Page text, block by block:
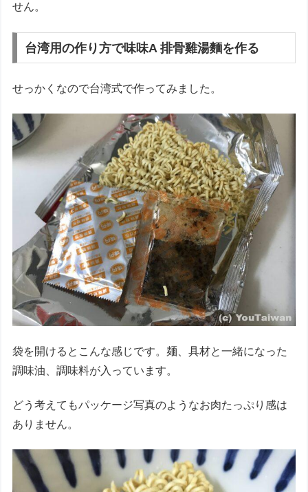
せん。
台湾用の作り方で味味A 排骨雞湯麵を作る
せっかくなので台湾式で作ってみました。
袋を開けるとこんな感じです。麺、具材と一緒になった
調味油、調味料が入っています。
どう考えてもパッケージ写真のようなお肉たっぷり感は
ありません。